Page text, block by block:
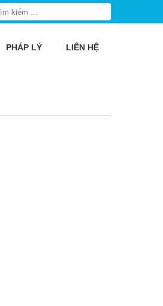
PHÁP LÝ LIÊN HỆ